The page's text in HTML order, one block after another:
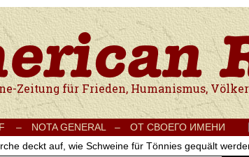
für Frieden, Humanismus, Völkerverständigung und
– NOTA GENERAL –
ОТ СВОЕГО ИМЕНИ
deckt auf, wie Schweine für Tönnies gequält